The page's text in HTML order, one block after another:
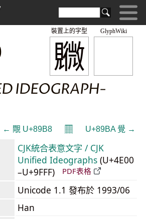
GlyphWiki
覹
裝置上的字型
IDEOGRAPH-
← 覸 U+89B8 𝄜 U+89BA 覺 →
CJK統合表意文字 / CJK
Unified Ideographs (U+4E00
–U+9FFF)
PDF表格
Unicode 1.1 發布於 1993/06
Han